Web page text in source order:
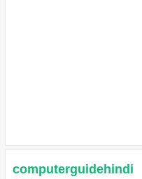
computerguidehindi